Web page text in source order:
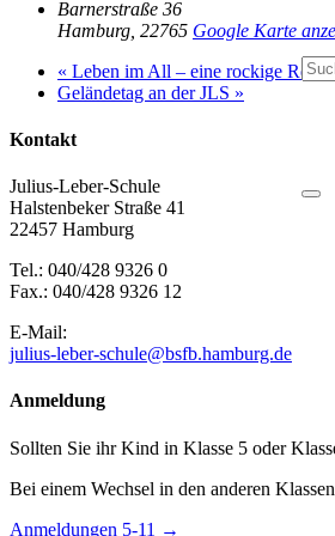
Barnerstraße 36
Hamburg 22765 Google Karte
« Leben im All – eine rockige Reise
Geländetag an der JLS »
Kontakt
Julius-Leber-Schule
Halstenbeker Straße 41
22457 Hamburg
Tel.: 040/428 9326 0
Fax.: 040/428 9326 12
E-Mail:
julius-leber-schule@bsfb.hamburg.de
Anmeldung
Sollten Sie ihr Kind in Klasse 5 oder
Bei einem Wechsel in den anderen
Anmeldungen 5-11 →